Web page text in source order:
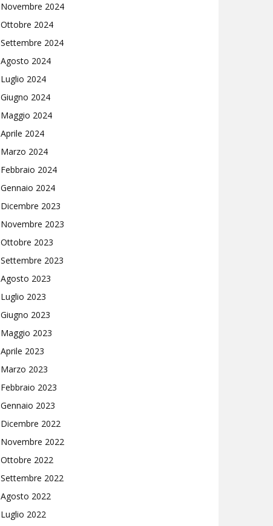
Novembre 2024
Ottobre 2024
Settembre 2024
Agosto 2024
Luglio 2024
Giugno 2024
Maggio 2024
Aprile 2024
Marzo 2024
Febbraio 2024
Gennaio 2024
Dicembre 2023
Novembre 2023
Ottobre 2023
Settembre 2023
Agosto 2023
Luglio 2023
Giugno 2023
Maggio 2023
Aprile 2023
Marzo 2023
Febbraio 2023
Gennaio 2023
Dicembre 2022
Novembre 2022
Ottobre 2022
Settembre 2022
Agosto 2022
Luglio 2022